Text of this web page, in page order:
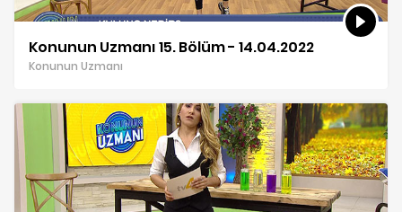
Konunun Uzmanı 15. Bölüm - 14.04.2022
Konunun Uzmanı